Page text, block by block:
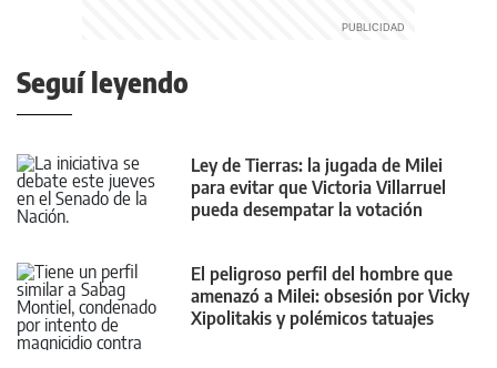
Seguí leyendo
Ley de Tierras: la jugada de Milei
para evitar que Victoria Villarruel
pueda desempatar la votación
El peligroso perfil del hombre que
amenazó a Milei: obsesión por Vicky
Xipolitakis y polémicos tatuajes